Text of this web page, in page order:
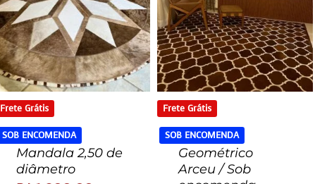
Frete Grátis
SOB ENCOMENDA
Mandala 2,50 de
diâmetro
Frete Grátis
SOB ENCOMENDA
Geométrico
Arceu / Sob